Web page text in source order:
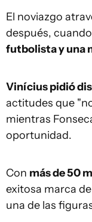
El noviazgo
después, cuando
futbolista y una
Vinícius pidió
actitudes que
mientras
oportunidad.
Con más de 50
exitosa marca
una de las